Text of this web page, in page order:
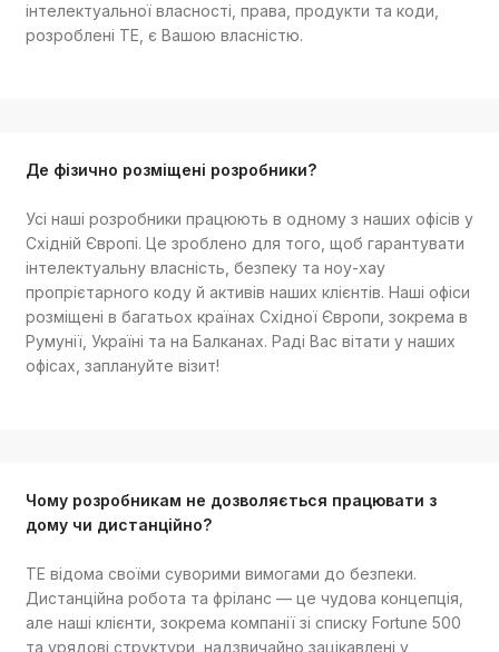
інтелектуальної власності, права, продукти та коди,
розроблені TE, є Вашою власністю.
Де фізично розміщені розробники?
Усі наші розробники працюють в одному з наших офісів у
Східній Європі. Це зроблено для того, щоб гарантувати
інтелектуальну власність, безпеку та ноу-хау
пропрієтарного коду й активів наших клієнтів. Наші офіси
розміщені в багатьох країнах Східної Європи, зокрема в
Румунії, Україні та на Балканах. Раді Вас вітати у наших
офісах, заплануйте візит!
Чому розробникам не дозволяється працювати з
дому чи дистанційно?
TE відома своїми суворими вимогами до безпеки.
Дистанційна робота та фріланс — це чудова концепція,
але наші клієнти, зокрема компанії зі списку Fortune 500
та урядові структури, надзвичайно зацікавлені у